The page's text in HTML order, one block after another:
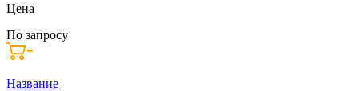
Цена
По запросу
Название